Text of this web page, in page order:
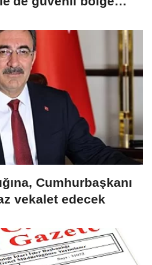
Cumhurbaşkanı
vekalet edecek